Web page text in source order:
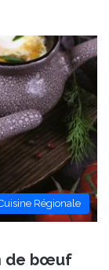
Régionale
de bœuf